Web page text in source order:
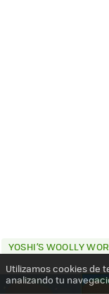
YOSHI’S WOOLLY
Utilizamos cookies de
analizando tu